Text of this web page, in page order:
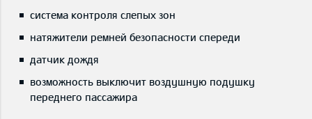
система контроля слепых зон
натяжители ремней безопасности спереди
датчик дождя
возможность выключит воздушную подушку
переднего пассажира